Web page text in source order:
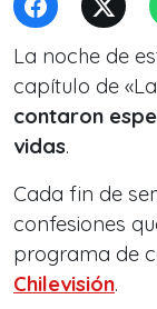
La noche de
capítulo de
contaron
vidas.
Cada fin de
confesiones
programa de
Chilevisión.